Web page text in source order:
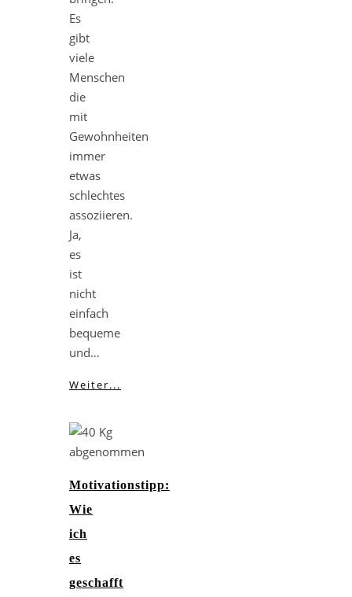
Es
gibt
viele
Menschen
die
mit
Gewohnheiten
immer
etwas
schlechtes
assoziieren.
Ja,
es
ist
nicht
einfach
bequeme
und…
Weiter...
Motivationstipp:
Wie
ich
es
geschafft